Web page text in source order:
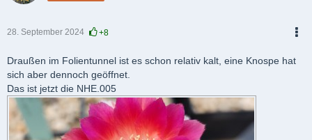
28. September 2024 +8
Draußen im Folientunnel ist es schon relativ kalt, eine Knospe hat
sich aber dennoch geöffnet.
Das ist jetzt die NHE.005